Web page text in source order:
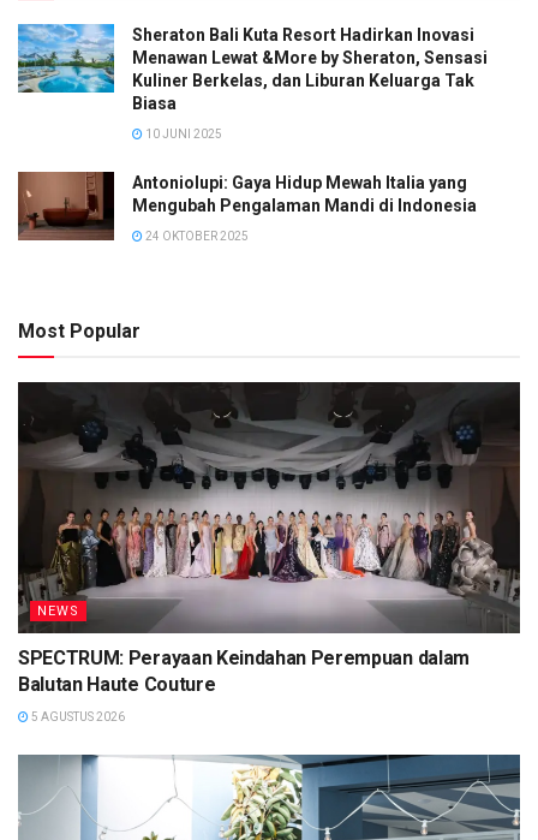
Sheraton Bali Kuta Resort Hadirkan Inovasi
Menawan Lewat &More by Sheraton, Sensasi
Kuliner Berkelas, dan Liburan Keluarga Tak
Biasa
10 JUNI 2025
Antoniolupi: Gaya Hidup Mewah Italia yang
Mengubah Pengalaman Mandi di Indonesia
24 OKTOBER 2025
Most Popular
NEWS
SPECTRUM: Perayaan Keindahan Perempuan dalam
Balutan Haute Couture
5 AGUSTUS 2026